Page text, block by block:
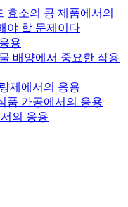
효소의 콩 제품에서의
야 할 문제이다
용
배양에서 중요한 작용
제에서의 응용
품 가공에서의 응용
의 응용